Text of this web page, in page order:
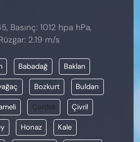
Basınç: 1012 hpa hPa,
2.19 m/s
Babadağ Baklan
Bozkurt Buldan
Çardak Çivril
Honaz Kale
HABERLERİ